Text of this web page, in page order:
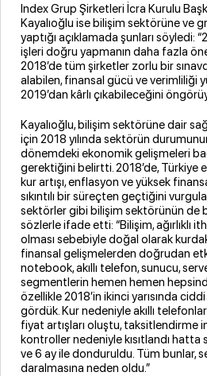
Index Grup Şirketleri İcra Kurulu
Kayalıoğlu ise bilişim sektörüne ve
yaptığı açıklamada şunları söyledi:
işleri doğru yapmanın daha fazla
2018’de tüm şirketler zorlu bir
alabilen, finansal gücü ve verimliliği
2019’dan kârlı çıkabileceğini
Kayalıoğlu, bilişim sektörüne dair
için 2018 yılında sektörün
dönemdeki ekonomik gelişmeleri
gerektiğini belirtti. 2018’de, Türkiye
kur artışı, enflasyon ve yüksek
sıkıntılı bir süreçten geçtiğini
sektörler gibi bilişim sektörünün de
sözlerle ifade etti: “Bilişim, ağırlıklı
olması sebebiyle doğal olarak
finansal gelişmelerden doğrudan
notebook, akıllı telefon, sunucu,
segmentlerin hemen hemen
özellikle 2018’in ikinci yarısında
gördük. Kur nedeniyle akıllı
fiyat artışları oluştu, taksitlendirme
kontroller nedeniyle kısıtlandı
ve 6 ay ile donduruldu. Tüm bunlar,
daralmasına neden oldu.”